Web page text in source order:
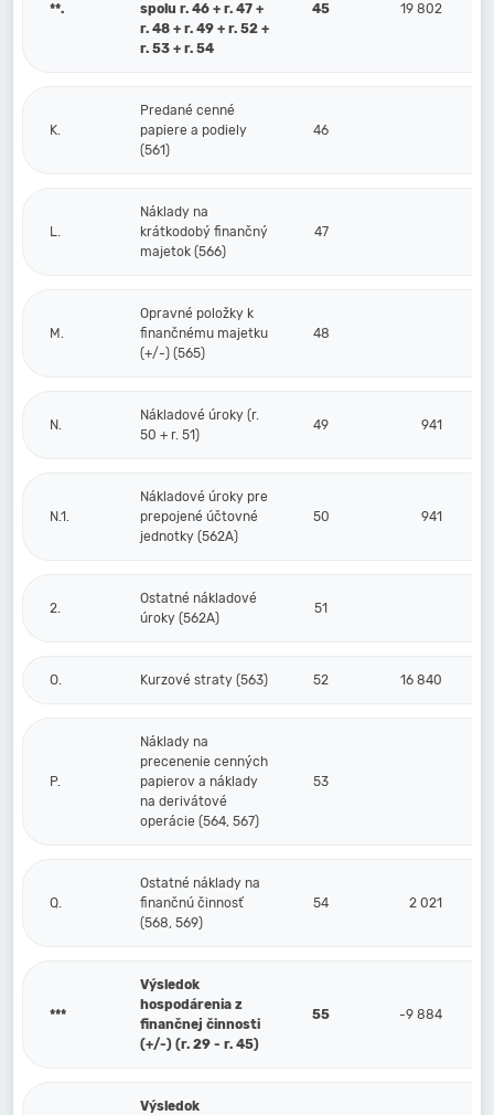
**.
spolu r. 46 + r. 47 +
r. 48 + r. 49 + r. 52 +
r. 53 + r. 54
45 19 802
K.
Predané cenné
papiere a podiely
(561)
46
L.
Náklady na
krátkodobý finančný
majetok (566)
47
M.
Opravné položky k
finančnému majetku
(+/-) (565)
48
N.
Nákladové úroky (r.
50 + r. 51)
49 941
N.1.
Nákladové úroky pre
prepojené účtovné
jednotky (562A)
50 941
2.
Ostatné nákladové
úroky (562A)
51
O. Kurzové straty (563) 52 16 840
P.
Náklady na
precenenie cenných
papierov a náklady
na derivátové
operácie (564, 567)
53
Q.
Ostatné náklady na
finančnú činnosť
(568, 569)
54 2 021
***
Výsledok
hospodárenia z
finančnej činnosti
(+/-) (r. 29 - r. 45)
55 -9 884
Výsledok